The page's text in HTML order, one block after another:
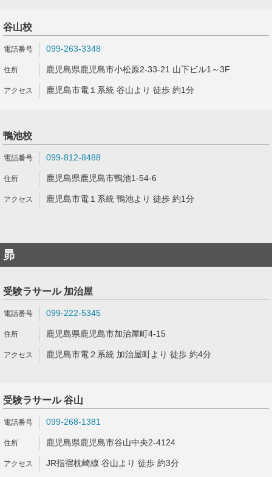
谷山校
099-263-3348
鹿児島県鹿児島市小松原2-33-21 山下ビル1～3F
鹿児島市電１系統 谷山より 徒歩 約1分
鴨池校
099-812-8488
鹿児島県鹿児島市鴨池1-54-6
鹿児島市電１系統 鴨池より 徒歩 約1分
昴
受験ラサール 加治屋
099-222-5345
鹿児島県鹿児島市加治屋町4-15
鹿児島市電２系統 加治屋町より 徒歩 約4分
受験ラサール 谷山
099-268-1381
鹿児島県鹿児島市谷山中央2-4124
JR指宿枕崎線 谷山より 徒歩 約3分